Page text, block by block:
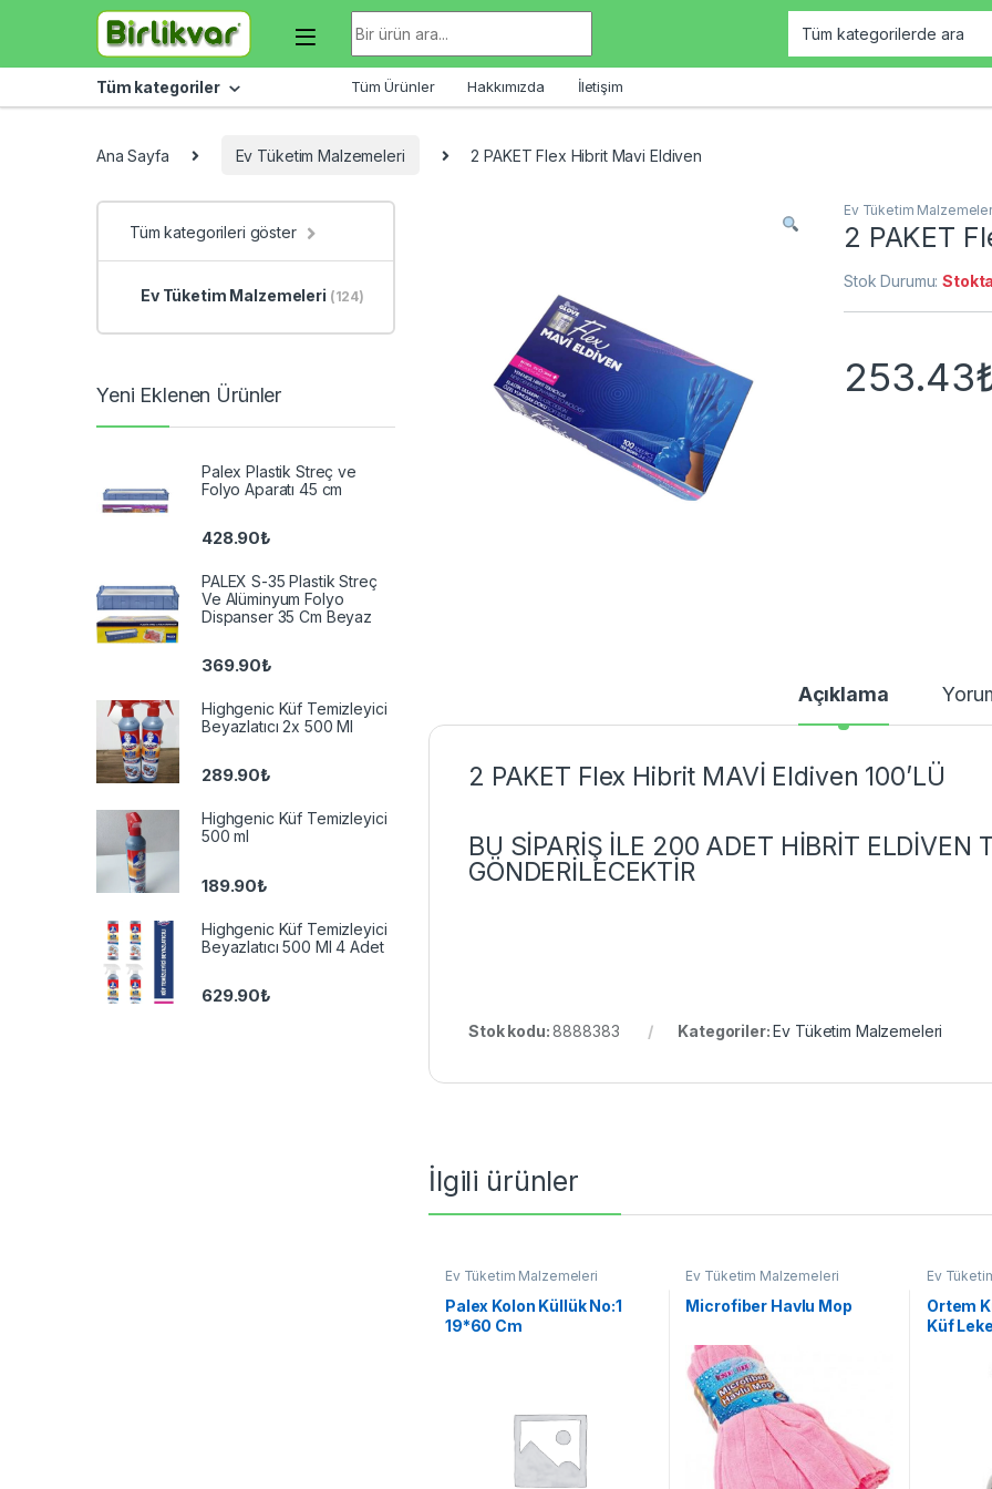
Skip to navigation
Skip to content
Tüm kategoriler Tüm Ürünler Hakkımızda İletişim
Ana Sayfa Ev Tüketim Malzemeleri 2 PAKET Flex Hibrit Mavi Eldiven
Ev Tüketim
2 PAKET
Stok Durumu:
253.43
Açıklama
2 PAKET Flex Hibrit MAVİ Eldiven 100’LÜ
BU SİPARİŞ İLE 200 ADET HİBRİT ELDİVEN
GÖNDERİLECEKTİR
Stok kodu:8888383 Kategoriler:Ev Tüketim Malzemeleri
İlgili ürünler
Ev Tüketim Malzemeleri
Palex Kolon Küllük No:1
19*60 Cm
Ev Tüketim Malzemeleri
Microfiber Havlu Mop
Ev
Ortem
Küf
Tüm kategorileri göster
Ev Tüketim Malzemeleri (124)
Yeni Eklenen Ürünler
Palex Plastik Streç ve
Folyo Aparatı 45 cm
428.90₺
PALEX S-35 Plastik Streç
Ve Alüminyum Folyo
Dispanser 35 Cm Beyaz
369.90₺
Highgenic Küf Temizleyici
Beyazlatıcı 2x 500 Ml
289.90₺
Highgenic Küf Temizleyici
500 ml
189.90₺
Highgenic Küf Temizleyici
Beyazlatıcı 500 Ml 4 Adet
629.90₺